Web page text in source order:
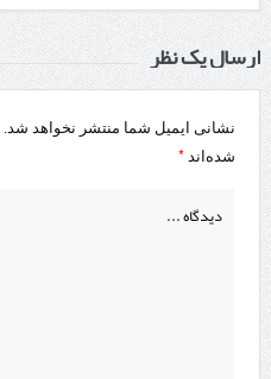
ارسال یک نظر
نشانی ایمیل شما منتشر نخواهد شد.
شده‌اند *